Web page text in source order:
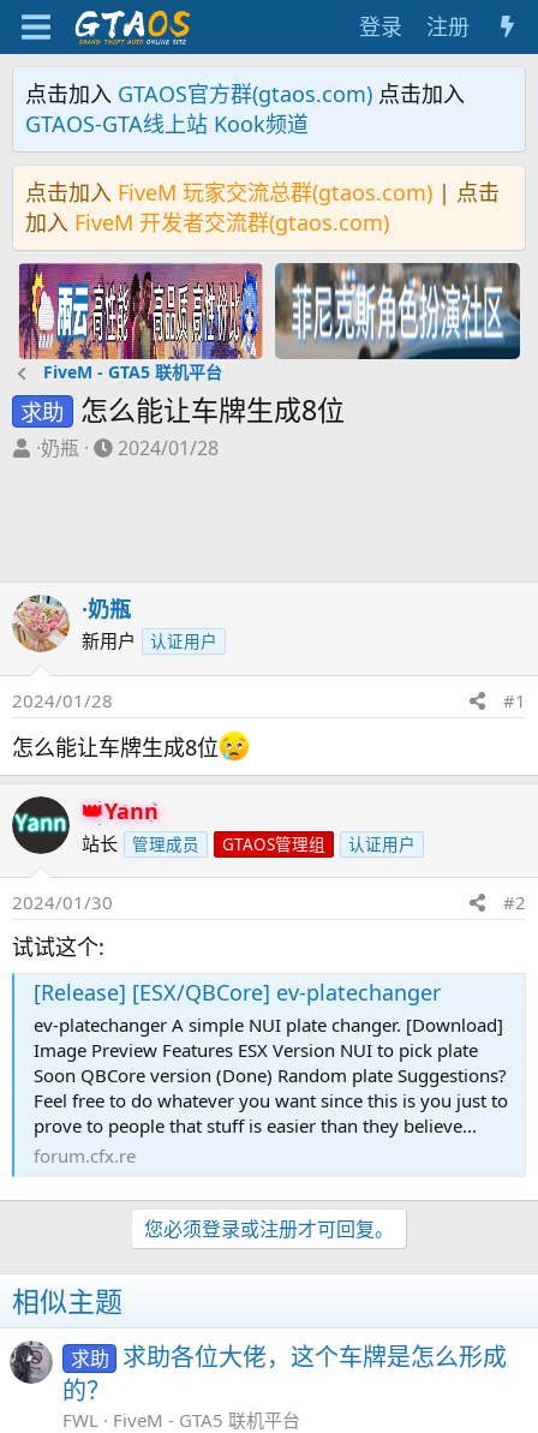
登录 注册
点击加入 GTAOS官方群(gtaos.com) 点击加入
GTAOS-GTA线上站 Kook频道
点击加入 FiveM 玩家交流总群(gtaos.com) | 点击
加入 FiveM 开发者交流群(gtaos.com)
FiveM - GTA5 联机平台
求助 怎么能让车牌生成8位
主
·奶瓶
开
2024/01/28
·奶瓶
新用户 认证用户
2024/01/28 #1
怎么能让车牌生成8位
Yann
站长 管理成员 GTAOS管理组 认证用户
2024/01/30 #2
试试这个:
[Release] [ESX/QBCore] ev-platechanger
ev-platechanger A simple NUI plate changer. [Download]
Image Preview Features ESX Version NUI to pick plate
Soon QBCore version (Done) Random plate Suggestions?
Feel free to do whatever you want since this is you just to
prove to people that stuff is easier than they believe...
forum.cfx.re
您必须登录或注册才可回复。
相似主题
求助 求助各位大佬，这个车牌是怎么形成
的？
FWL
FiveM - GTA5 联机平台